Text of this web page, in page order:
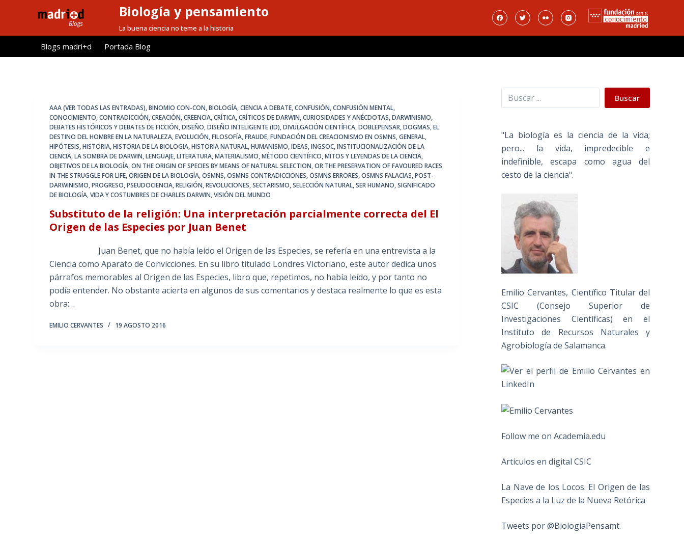
l
Biología y pensamiento
La buena ciencia no teme a la historia
Blogs madri+d Portada Blog
AAA (VER TODAS LAS ENTRADAS),BINOMIO CON-CON,BIOLOGÍA,CIENCIA A DEBATE,CONFUSIÓN,CONFUSIÓN MENTAL,
CONOCIMIENTO,CONTRADICCIÓN,CREACIÓN,CREENCIA,CRÍTICA,CRÍTICOS DE DARWIN,CURIOSIDADES Y ANÉCDOTAS,DARWINISMO,
DEBATES HISTÓRICOS Y DEBATES DE FICCIÓN,DISEÑO,DISEÑO INTELIGENTE (ID),DIVULGACIÓN CIENTÍFICA,DOBLEPENSAR,DOGMAS,EL
DESTINO DEL HOMBRE EN LA NATURALEZA,EVOLUCIÓN,FILOSOFÍA,FRAUDE,FUNDACIÓN DEL CREACIONISMO EN OSMNS,GENERAL,
HIPÓTESIS,HISTORIA,HISTORIA DE LA BIOLOGIA,HISTORIA NATURAL,HUMANISMO,IDEAS,INGSOC,INSTITUCIONALIZACIÓN DE LA
CIENCIA,LA SOMBRA DE DARWIN,LENGUAJE,LITERATURA,MATERIALISMO,MÉTODO CIENTÍFICO,MITOS Y LEYENDAS DE LA CIENCIA,
OBJETIVOS DE LA BIOLOGÍA,ON THE ORIGIN OF SPECIES BY MEANS OF NATURAL SELECTION,OR THE PRESERVATION OF FAVOURED RACES
IN THE STRUGGLE FOR LIFE,ORIGEN DE LA BIOLOGÍA,OSMNS,OSMNS CONTRADICCIONES,OSMNS ERRORES,OSMNS FALACIAS,POST-
DARWINISMO,PROGRESO,PSEUDOCIENCIA,RELIGIÓN,REVOLUCIONES,SECTARISMO,SELECCIÓN NATURAL,SER HUMANO,SIGNIFICADO
DE BIOLOGÍA,VIDA Y COSTUMBRES DE CHARLES DARWIN,VISIÓN DEL MUNDO
Substituto de la religión: Una interpretación parcialmente correcta del El
Origen de las Especies por Juan Benet
Juan Benet, que no había leído el Origen de las Especies, se refería en una entrevista a la
Ciencia como Aparato de Convicciones. En su libro titulado Londres Victoriano, este autor dedica unos
párrafos memorables al Origen de las Especies, libro que, repetimos, no había leído, y por tanto no
podía entender. No obstante acierta en algunos de sus comentarios y destaca realmente lo que es esta
obra:…
EMILIO CERVANTES 19 AGOSTO 2016
Buscar Buscar
"La biología es la ciencia de la vida;
pero... la vida, impredecible e
indefinible, escapa como agua del
cesto de la ciencia".
Emilio Cervantes, Científico Titular del
CSIC (Consejo Superior de
Investigaciones Científicas) en el
Instituto de Recursos Naturales y
Agrobiología de Salamanca.
Follow me on Academia.edu
Artículos en digital CSIC
La Nave de los Locos. El Origen de las
Especies a la Luz de la Nueva Retórica
Tweets por @BiologiaPensamt.